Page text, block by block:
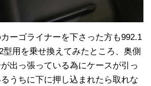
ーゴライナーを下さった方も992.1
型用を乗せ換えてみたところ、奥側
出っ張っている為にケースが引っ
うちに下に押し込まれたら取れな